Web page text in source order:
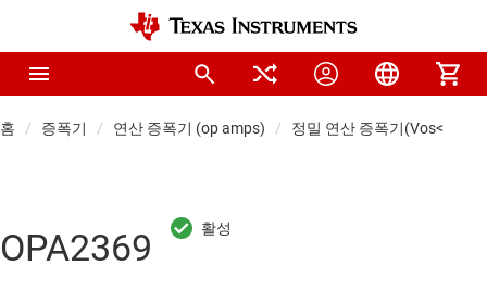
홈 증폭기 연산 증폭기 (op amps) 정밀 연산 증폭기(Vos<1mV)
OPA2369